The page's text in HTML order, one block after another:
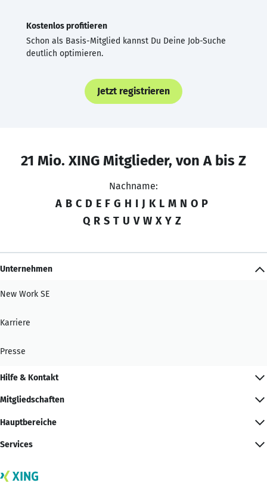
Kostenlos profitieren
Schon als Basis-Mitglied kannst Du Deine Job-Suche
deutlich optimieren.
Jetzt registrieren
21 Mio. XING Mitglieder, von A bis Z
Nachname:
A B C D E F G H I J K L M N O P
Q R S T U V W X Y Z
Unternehmen
New Work SE
Karriere
Presse
Hilfe & Kontakt
Mitgliedschaften
Hauptbereiche
Services